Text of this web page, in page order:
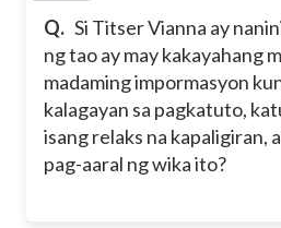
Q. Si Titser Vianna ay
ng tao ay may kakayahang
madaming impormasyon
kalagayan sa pagkatuto,
isang relaks na kapaligiran,
pag-aaral ng wika ito?